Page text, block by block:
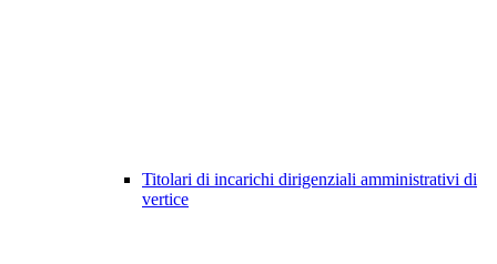
Titolari di incarichi dirigenziali amministrativi di
vertice